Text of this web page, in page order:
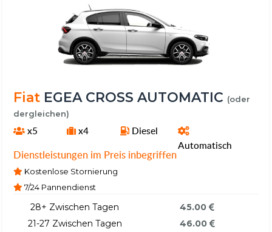
Fiat EGEA CROSS AUTOMATIC (oder
dergleichen)
x5 x4
Diesel
Automatisch
Dienstleistungen im Preis inbegriffen
Kostenlose Stornierung
7/24 Pannendienst
28+ Zwischen Tagen
21-27 Zwischen Tagen
45.00
46.00